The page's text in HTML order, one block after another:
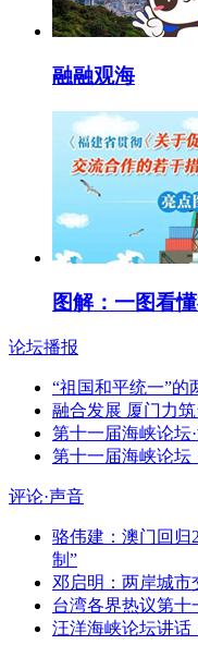
融融观海
图解：一图看
论坛播报
“祖国和平统一”的
融合发展 厦门力
第十一届海峡论坛
第十一届海峡论坛
评论·声音
骆伟建：澳门回归
制”
邓启明：两岸城市
台湾各界热议第十
汪洋海峡论坛讲话